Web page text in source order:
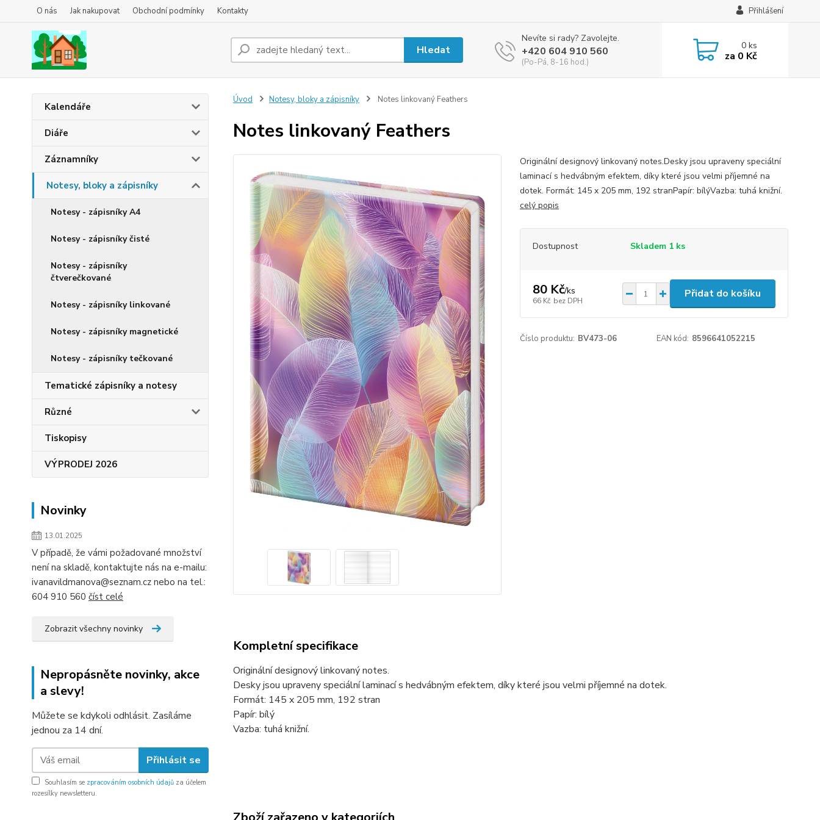
O nás Jak nakupovat Obchodní podmínky Kontakty Přihlášení
Hledat
Nevíte si rady? Zavolejte.
+420 604 910 560
(Po-Pá, 8-16 hod.)
0ks
za 0 Kč
Kalendáře
Diáře
Záznamníky
Notesy, bloky a zápisníky
Notesy - zápisníky A4
Notesy - zápisníky čisté
Notesy - zápisníky
čtverečkované
Notesy - zápisníky linkované
Notesy - zápisníky magnetické
Notesy - zápisníky tečkované
Tematické zápisníky a notesy
Různé
Tiskopisy
VÝPRODEJ 2026
Novinky
13.01.2025
V případě, že vámi požadované množství
není na skladě, kontaktujte nás na e-mailu:
ivanavildmanova@seznam.cz nebo na tel.:
604 910 560 číst celé
Zobrazit všechny novinky
Nepropásněte novinky, akce
a slevy!
Můžete se kdykoli odhlásit. Zasíláme
jednou za 14 dní.
Přihlásit se
Souhlasím se zpracováním osobních údajů za účelem
rozesílky newsletteru.
Úvod Notesy, bloky a zápisníky Notes linkovaný Feathers
Notes linkovaný Feathers
Originální designový linkovaný notes.Desky jsou upraveny speciální
laminací s hedvábným efektem, díky které jsou velmi příjemné na
dotek. Formát: 145 x 205 mm, 192 stranPapír: bílýVazba: tuhá knižní.
celý popis
Dostupnost Skladem 1 ks
80 Kč/ks
66 Kč bez DPH
Přidat do košíku
Číslo produktu: BV473-06 EAN kód: 8596641052215
Kompletní specifikace
Originální designový linkovaný notes.
Desky jsou upraveny speciální laminací s hedvábným efektem, díky které jsou velmi příjemné na dotek.
Formát: 145 x 205 mm, 192 stran
Papír: bílý
Vazba: tuhá knižní.